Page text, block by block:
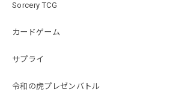
Sorcery TCG
カードゲーム
サプライ
令和の虎プレゼンバトル